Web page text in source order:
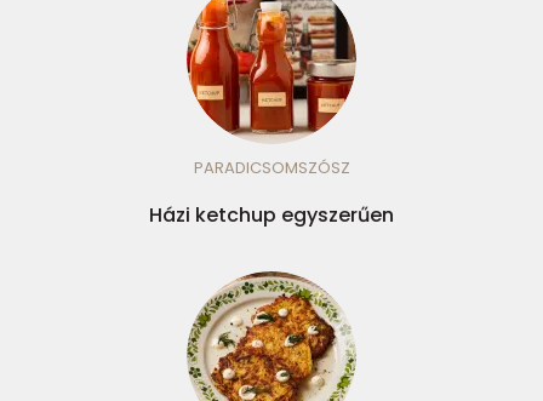
PARADICSOMSZÓSZ
Házi ketchup egyszerűen